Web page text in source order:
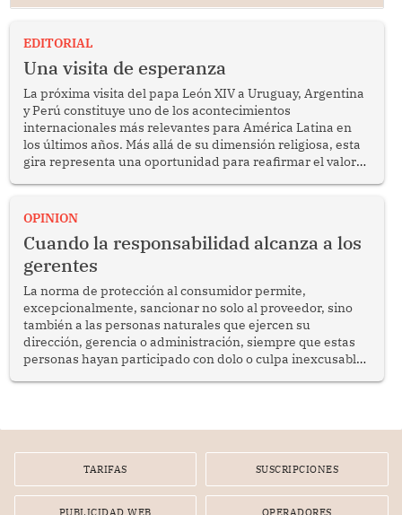
EDITORIAL
Una visita de esperanza
La próxima visita del papa León XIV a Uruguay, Argentina
y Perú constituye uno de los acontecimientos
internacionales más relevantes para América Latina en
los últimos años. Más allá de su dimensión religiosa, esta
gira representa una oportunidad para reafirmar el valor
enfrenta desafíos en materia de desarrollo, cohesión
OPINION
Cuando la responsabilidad alcanza a los
gerentes
La norma de protección al consumidor permite,
excepcionalmente, sancionar no solo al proveedor, sino
también a las personas naturales que ejercen su
dirección, gerencia o administración, siempre que estas
personas hayan participado con dolo o culpa inexcusable
por la frustrada realización de un meet and greet con
TARIFAS SUSCRIPCIONES
PUBLICIDAD WEB OPERADORES